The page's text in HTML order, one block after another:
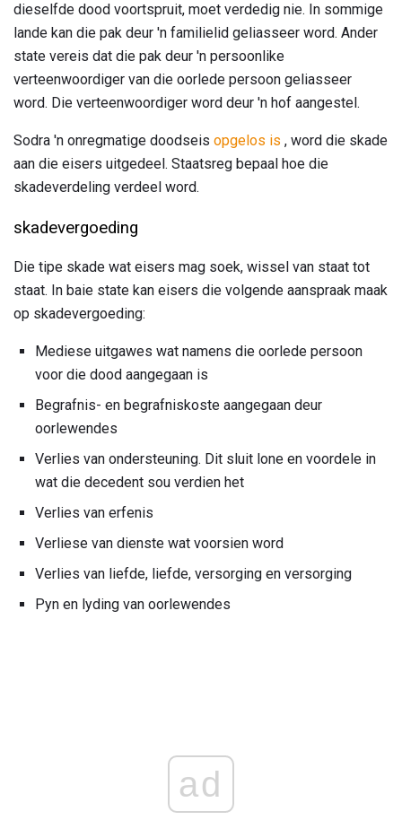
dieselfde dood voortspruit, moet verdedig nie. In sommige
lande kan die pak deur 'n familielid geliasseer word. Ander
state vereis dat die pak deur 'n persoonlike
verteenwoordiger van die oorlede persoon geliasseer
word. Die verteenwoordiger word deur 'n hof aangestel.
Sodra 'n onregmatige doodseis opgelos is , word die skade
aan die eisers uitgedeel. Staatsreg bepaal hoe die
skadeverdeling verdeel word.
skadevergoeding
Die tipe skade wat eisers mag soek, wissel van staat tot
staat. In baie state kan eisers die volgende aanspraak maak
op skadevergoeding:
Mediese uitgawes wat namens die oorlede persoon
voor die dood aangegaan is
Begrafnis- en begrafniskoste aangegaan deur
oorlewendes
Verlies van ondersteuning. Dit sluit lone en voordele in
wat die decedent sou verdien het
Verlies van erfenis
Verliese van dienste wat voorsien word
Verlies van liefde, liefde, versorging en versorging
Pyn en lyding van oorlewendes
ad